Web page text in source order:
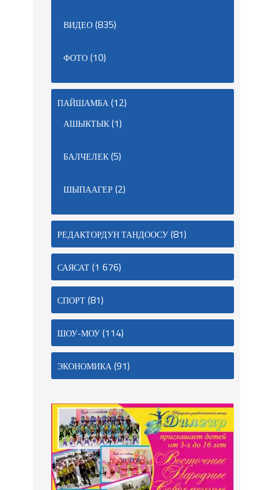
ВИДЕО(835)
ФОТО(10)
ПАЙШАМБА(12)
АШЫКТЫК(1)
БАЛЧЕЛЕК(5)
ШЫПААГЕР(2)
РЕДАКТОРДУН ТАНДООСУ(81)
САЯСАТ(1 676)
СПОРТ(81)
ШОУ-МОУ(114)
ЭКОНОМИКА(91)